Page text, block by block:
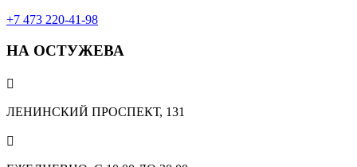
+7 473 220-41-98
НА ОСТУЖЕВА

ЛЕНИНСКИЙ ПРОСПЕКТ, 131
